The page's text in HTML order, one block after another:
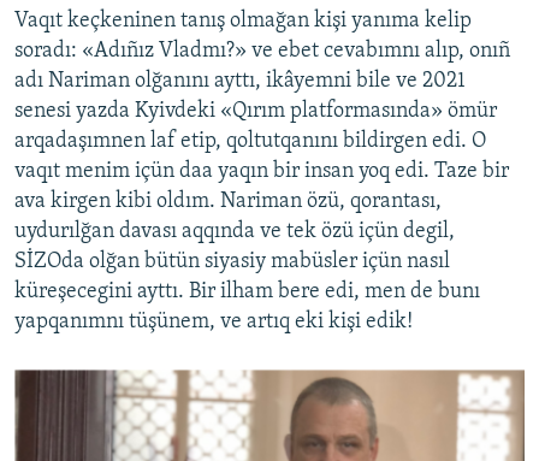
Vaqıt keçkeninen tanış olmağan kişi yanıma kelip
soradı: «Adıñız Vladmı?» ve ebet cevabımnı alıp, onıñ
adı Nariman olğanını ayttı, ikâyemni bile ve 2021
senesi yazda Kyivdeki «Qırım platformasında» ömür
arqadaşımnen laf etip, qoltutqanını bildirgen edi. O
vaqıt menim içün daa yaqın bir insan yoq edi. Taze bir
ava kirgen kibi oldım. Nariman özü, qorantası,
uydurılğan davası aqqında ve tek özü içün degil,
SİZOda olğan bütün siyasiy mabüsler içün nasıl
küreşecegini ayttı. Bir ilham bere edi, men de bunı
yapqanımnı tüşünem, ve artıq eki kişi edik!